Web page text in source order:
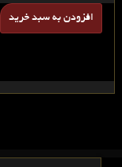
افزودن به سبد خرید